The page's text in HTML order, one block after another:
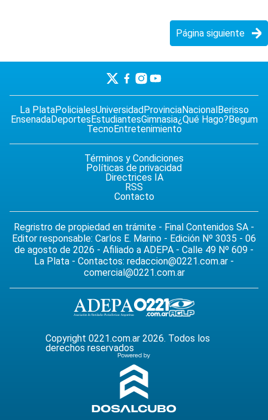
Página siguiente
La PlataPolicialesUniversidad ProvinciaNacional Berisso
EnsenadaDeportes EstudiantesGimnasia¿Qué Hago? Begum
TecnoEntretenimiento
Términos y Condiciones
Políticas de privacidad
Directrices IA
RSS
Contacto
Regristro de propiedad en trámite - Final Contenidos SA -
Editor responsable: Carlos E. Marino - Edición Nº 3035 - 06
de agosto de 2026 - Afiliado a ADEPA - Calle 49 Nº 609 -
La Plata - Contactos: redaccion@0221.com.ar -
comercial@0221.com.ar
Copyright 0221.com.ar 2026. Todos los
derechos reservados